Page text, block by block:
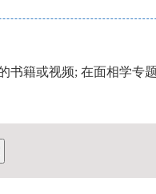
书籍或视频; 在面相学专